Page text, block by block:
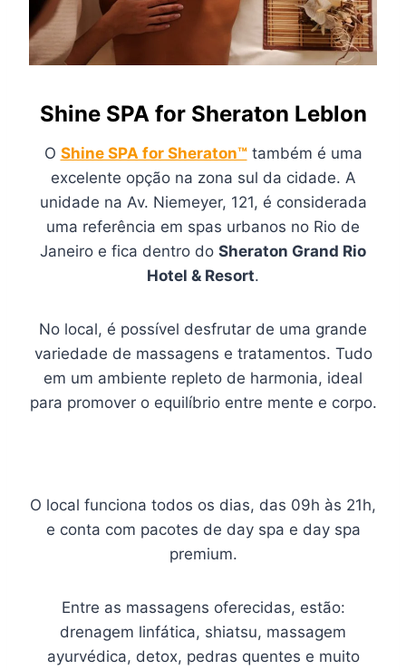
Shine SPA for Sheraton Leblon
O Shine SPA for Sheraton™também é uma
excelente opção na zona sul da cidade. A
unidade na Av. Niemeyer, 121, é considerada
uma referência em spas urbanos no Rio de
Janeiro e fica dentro do Sheraton Grand Rio
Hotel & Resort.
No local, é possível desfrutar de uma grande
variedade de massagens e tratamentos. Tudo
em um ambiente repleto de harmonia, ideal
para promover o equilíbrio entre mente e corpo.
O local funciona todos os dias, das 09h às 21h,
e conta com pacotes de day spa e day spa
premium.
Entre as massagens oferecidas, estão:
drenagem linfática, shiatsu, massagem
ayurvédica, detox, pedras quentes e muito